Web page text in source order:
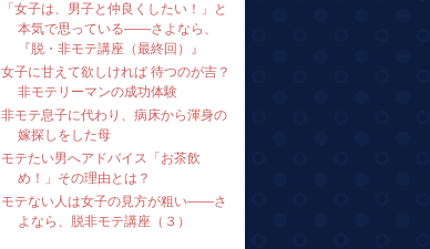
「女子は、男子と仲良くしたい！」と
本気で思っている――さよなら、
『脱・非モテ講座（最終回）』
女子に甘えて欲しければ 待つのが吉？
非モテリーマンの成功体験
非モテ息子に代わり、病床から渾身の
嫁探しをした母
モテたい男へアドバイス「お茶飲
め！」その理由とは？
モテない人は女子の見方が粗い――さ
よなら、脱非モテ講座（３）